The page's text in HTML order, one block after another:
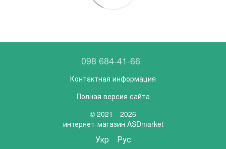
098 684-41-66
Контактная информация
Полная версия сайта
© 2021—2026
интернет-магазин ASDmarket
Укр Рус